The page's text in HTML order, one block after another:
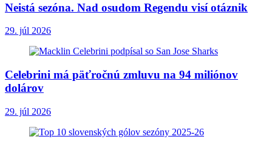
Neistá sezóna. Nad osudom Regendu visí otáznik
29. júl 2026
Celebrini má päťročnú zmluvu na 94 miliónov
dolárov
29. júl 2026